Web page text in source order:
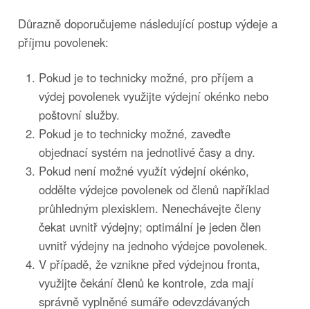
Důrazně doporučujeme následující postup výdeje a
příjmu povolenek:
Pokud je to technicky možné, pro příjem a
výdej povolenek využijte výdejní okénko nebo
poštovní služby.
Pokud je to technicky možné, zaveďte
objednací systém na jednotlivé časy a dny.
Pokud není možné využít výdejní okénko,
oddělte výdejce povolenek od členů například
průhledným plexisklem. Nenechávejte členy
čekat uvnitř výdejny; optimální je jeden člen
uvnitř výdejny na jednoho výdejce povolenek.
V případě, že vznikne před výdejnou fronta,
využijte čekání členů ke kontrole, zda mají
správně vyplněné sumáře odevzdávaných